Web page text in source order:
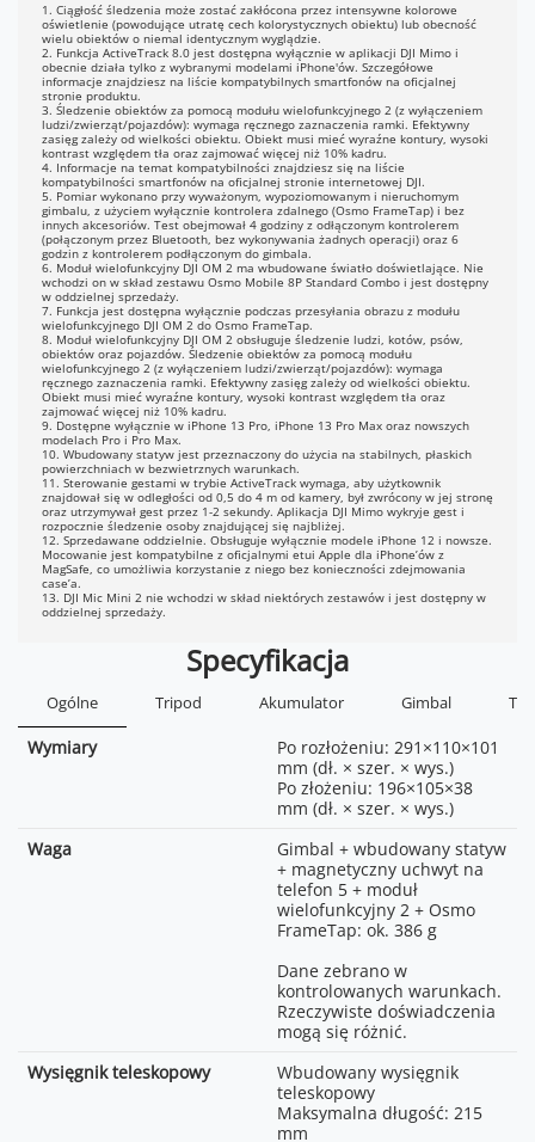
1. Ciągłość śledzenia może zostać zakłócona przez intensywne kolorowe
oświetlenie (powodujące utratę cech kolorystycznych obiektu) lub obecność
wielu obiektów o niemal identycznym wyglądzie.
2. Funkcja ActiveTrack 8.0 jest dostępna wyłącznie w aplikacji DJI Mimo i
obecnie działa tylko z wybranymi modelami iPhone'ów. Szczegółowe
informacje znajdziesz na liście kompatybilnych smartfonów na oficjalnej
stronie produktu.
3. Śledzenie obiektów za pomocą modułu wielofunkcyjnego 2 (z wyłączeniem
ludzi/zwierząt/pojazdów): wymaga ręcznego zaznaczenia ramki. Efektywny
zasięg zależy od wielkości obiektu. Obiekt musi mieć wyraźne kontury, wysoki
kontrast względem tła oraz zajmować więcej niż 10% kadru.
4. Informacje na temat kompatybilności znajdziesz się na liście
kompatybilności smartfonów na oficjalnej stronie internetowej DJI.
5. Pomiar wykonano przy wyważonym, wypoziomowanym i nieruchomym
gimbalu, z użyciem wyłącznie kontrolera zdalnego (Osmo FrameTap) i bez
innych akcesoriów. Test obejmował 4 godziny z odłączonym kontrolerem
(połączonym przez Bluetooth, bez wykonywania żadnych operacji) oraz 6
godzin z kontrolerem podłączonym do gimbala.
6. Moduł wielofunkcyjny DJI OM 2 ma wbudowane światło doświetlające. Nie
wchodzi on w skład zestawu Osmo Mobile 8P Standard Combo i jest dostępny
w oddzielnej sprzedaży.
7. Funkcja jest dostępna wyłącznie podczas przesyłania obrazu z modułu
wielofunkcyjnego DJI OM 2 do Osmo FrameTap.
8. Moduł wielofunkcyjny DJI OM 2 obsługuje śledzenie ludzi, kotów, psów,
obiektów oraz pojazdów. Śledzenie obiektów za pomocą modułu
wielofunkcyjnego 2 (z wyłączeniem ludzi/zwierząt/pojazdów): wymaga
ręcznego zaznaczenia ramki. Efektywny zasięg zależy od wielkości obiektu.
Obiekt musi mieć wyraźne kontury, wysoki kontrast względem tła oraz
zajmować więcej niż 10% kadru.
9. Dostępne wyłącznie w iPhone 13 Pro, iPhone 13 Pro Max oraz nowszych
modelach Pro i Pro Max.
10. Wbudowany statyw jest przeznaczony do użycia na stabilnych, płaskich
powierzchniach w bezwietrznych warunkach.
11. Sterowanie gestami w trybie ActiveTrack wymaga, aby użytkownik
znajdował się w odległości od 0,5 do 4 m od kamery, był zwrócony w jej stronę
oraz utrzymywał gest przez 1-2 sekundy. Aplikacja DJI Mimo wykryje gest i
rozpocznie śledzenie osoby znajdującej się najbliżej.
12. Sprzedawane oddzielnie. Obsługuje wyłącznie modele iPhone 12 i nowsze.
Mocowanie jest kompatybilne z oficjalnymi etui Apple dla iPhone’ów z
MagSafe, co umożliwia korzystanie z niego bez konieczności zdejmowania
case’a.
13. DJI Mic Mini 2 nie wchodzi w skład niektórych zestawów i jest dostępny w
oddzielnej sprzedaży.
Specyfikacja
Ogólne Tripod Akumulator Gimbal
Wymiary
Po rozłożeniu: 291×110×101
mm (dł. × szer. × wys.)
Po złożeniu: 196×105×38
mm (dł. × szer. × wys.)
Waga
Gimbal + wbudowany statyw
+ magnetyczny uchwyt na
telefon 5 + moduł
wielofunkcyjny 2 + Osmo
FrameTap: ok. 386 g
Dane zebrano w
kontrolowanych warunkach.
Rzeczywiste doświadczenia
mogą się różnić.
Wysięgnik teleskopowy
Wbudowany wysięgnik
teleskopowy
Maksymalna długość: 215
mm